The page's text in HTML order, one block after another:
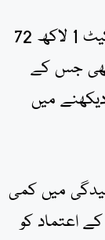
گزشتہ کاروباری ہفتے کے آخری روز مارکیٹ 1 لاکھ 72
تھی جس کے
میں
میں کمی
اعتماد کو